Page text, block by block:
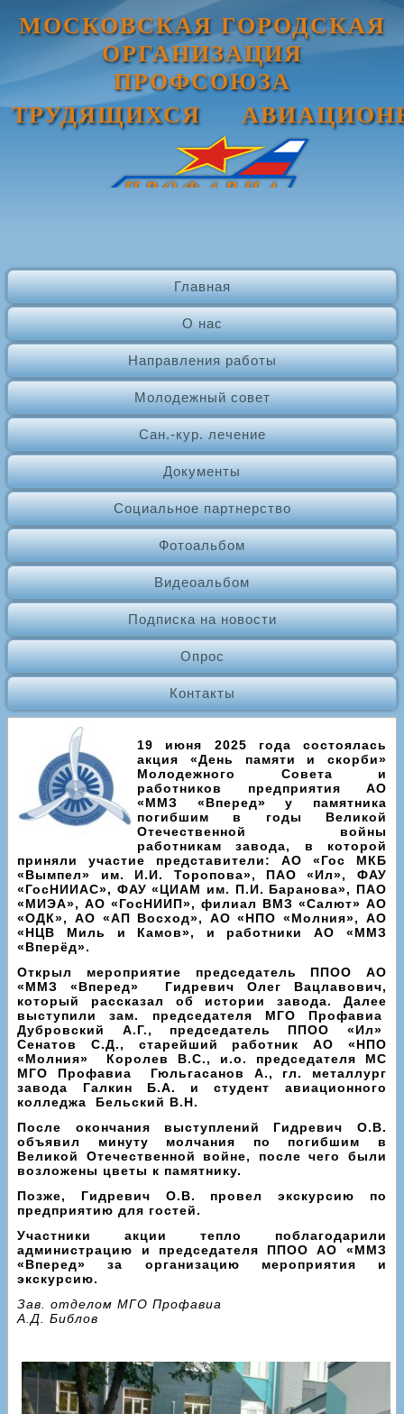
МОСКОВСКАЯ ГОРОДСКАЯ
ОРГАНИЗАЦИЯ
ПРОФСОЮЗА
ТРУДЯЩИХСЯ
Главная
О нас
Направления работы
Молодежный совет
Сан.-кур. лечение
Документы
Социальное партнерство
Фотоальбом
Видеоальбом
Подписка на новости
Опрос
Контакты
19 июня 2025 года состоялась
акция «День памяти и скорби»
Молодежного Совета и
работников предприятия АО
«ММЗ «Вперед» у памятника
погибшим в годы Великой
Отечественной войны
работникам завода, в которой
приняли участие представители: АО «Гос МКБ
«Вымпел» им. И.И. Торопова», ПАО «Ил», ФАУ
«ГосНИИАС», ФАУ «ЦИАМ им. П.И. Баранова», ПАО
«МИЭА», АО «ГосНИИП», филиал ВМЗ «Салют» АО
«ОДК», АО «АП Восход», АО «НПО «Молния», АО
«НЦВ Миль и Камов», и работники АО «ММЗ
«Вперёд».
Открыл мероприятие председатель ППОО АО
«ММЗ «Вперед» Гидревич Олег Вацлавович,
который рассказал об истории завода. Далее
выступили зам. председателя МГО Профавиа
Дубровский А.Г., председатель ППОО «Ил»
Сенатов С.Д., старейший работник АО «НПО
«Молния» Королев В.С., и.о. председателя МС
МГО Профавиа Гюльгасанов А., гл. металлург
завода Галкин Б.А. и студент авиационного
колледжа Бельский В.Н.
После окончания выступлений Гидревич О.В.
объявил минуту молчания по погибшим в
Великой Отечественной войне, после чего были
возложены цветы к памятнику.
Позже, Гидревич О.В. провел экскурсию по
предприятию для гостей.
Участники акции тепло поблагодарили
администрацию и председателя ППОО АО «ММЗ
«Вперед» за организацию мероприятия и
экскурсию.
Зав. отделом МГО Профавиа
А.Д. Библов